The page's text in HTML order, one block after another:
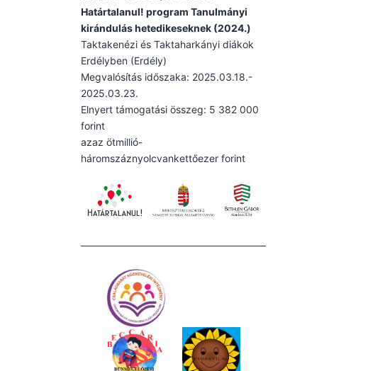
Határtalanul! program Tanulmányi
kirándulás hetedikeseknek (2024.)
Taktakenézi és Taktaharkányi diákok
Erdélyben (Erdély)
Megvalósítás időszaka: 2025.03.18.-
2025.03.23.
Elnyert támogatási összeg: 5 382 000
forint
azaz ötmillió-
háromszáznyolcvankettőezer forint